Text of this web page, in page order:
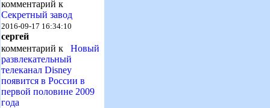
комментарий к
Секретный завод
2016-09-17 16:34:10
сергей
комментарий к Новый
развлекательный
телеканал Disney
появится в России в
первой половине 2009
года